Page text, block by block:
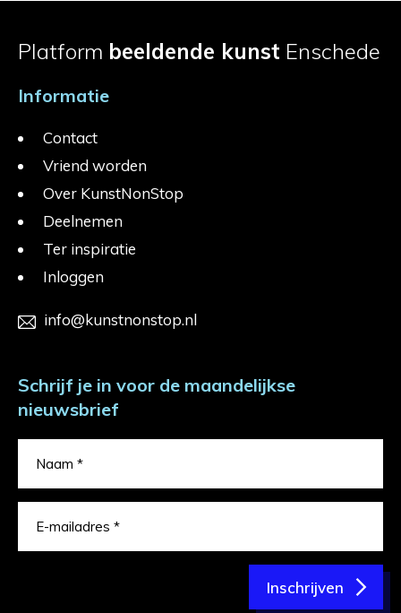
Platform beeldende kunst Enschede
Informatie
Contact
Vriend worden
Over KunstNonStop
Deelnemen
Ter inspiratie
Inloggen
info@kunstnonstop.nl
Schrijf je in voor de maandelijkse
nieuwsbrief
Inschrijven